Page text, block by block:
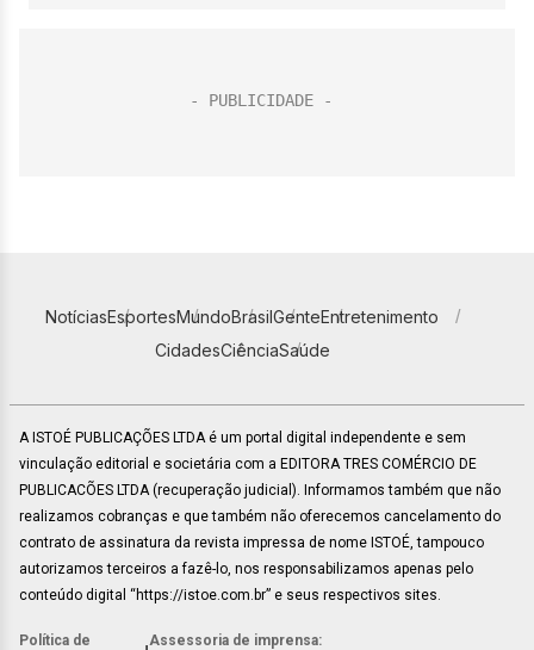
NotíciasEsportesMundoBrasilGenteEntretenimento
CidadesCiênciaSaúde
A ISTOÉ PUBLICAÇÕES LTDA é um portal digital independente e sem
vinculação editorial e societária com a EDITORA TRES COMÉRCIO DE
PUBLICACÕES LTDA (recuperação judicial). Informamos também que não
realizamos cobranças e que também não oferecemos cancelamento do
contrato de assinatura da revista impressa de nome ISTOÉ, tampouco
autorizamos terceiros a fazê-lo, nos responsabilizamos apenas pelo
conteúdo digital “https://istoe.com.br” e seus respectivos sites.
Política de Assessoria de imprensa: